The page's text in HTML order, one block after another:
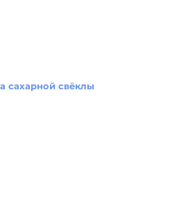
сахарной свёклы